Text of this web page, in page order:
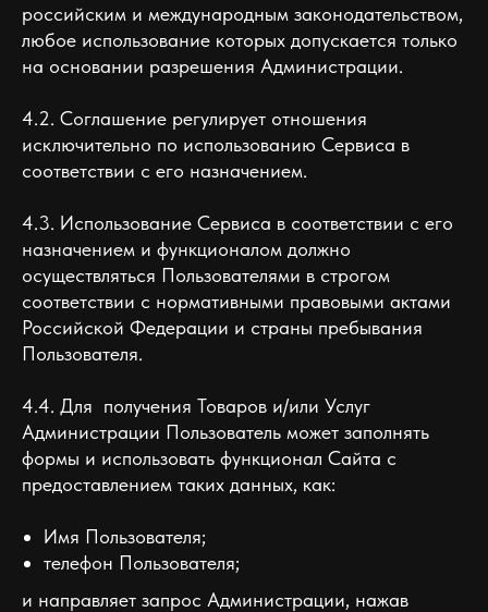
российским и международным законодательством,
любое использование которых допускается только
на основании разрешения Администрации.
4.2. Соглашение регулирует отношения
исключительно по использованию Сервиса в
соответствии с его назначением.
4.3. Использование Сервиса в соответствии с его
назначением и функционалом должно
осуществляться Пользователями в строгом
соответствии с нормативными правовыми актами
Российской Федерации и страны пребывания
Пользователя.
4.4. Для получения Товаров и/или Услуг
Администрации Пользователь может заполнять
формы и использовать функционал Сайта с
предоставлением таких данных, как:
Имя Пользователя;
телефон Пользователя;
и направляет запрос Администрации, нажав